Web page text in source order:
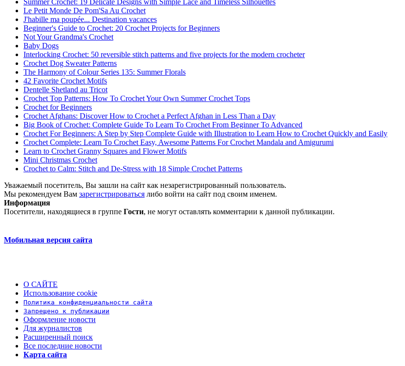
Summer Crochet: 19 Delicate Designs with Simple Lace and Timeless Silhouettes
Le Petit Monde De Pom'Sa Au Crochet
J'habille ma poupée... Destination vacances
Beginner's Guide to Crochet: 20 Crochet Projects for Beginners
Not Your Grandma's Crochet
Baby Dogs
Interlocking Crochet: 50 reversible stitch patterns and five projects for the modern crocheter
Crochet Dog Sweater Patterns
The Harmony of Colour Series 135: Summer Florals
42 Favorite Crochet Motifs
Dentelle Shetland au Tricot
Crochet Top Patterns: How To Crochet Your Own Summer Crochet Tops
Crochet for Beginners
Crochet Afghans: Discover How to Crochet a Perfect Afghan in Less Than a Day
Big Book of Crochet: Complete Guide To Learn To Crochet From Beginner To Advanced
Crochet For Beginners: A Step by Step Complete Guide with Illustration to Learn How to Crochet Quickly and Easily
Crochet Complete: Learn To Crochet Easy, Awesome Patterns For Crochet Mandala and Amigurumi
Learn to Crochet Granny Squares and Flower Motifs
Mini Christmas Crochet
Crochet to Calm: Stitch and De-Stress with 18 Simple Crochet Patterns
Уважаемый посетитель, Вы зашли на сайт как незарегистрированный пользователь.
Мы рекомендуем Вам зарегистрироваться либо войти на сайт под своим именем.
Информация
Посетители, находящиеся в группе Гости, не могут оставлять комментарии к данной публикации.
Мобильная версия сайта
О САЙТЕ
Использование cookie
Политика конфиденциальности сайта
Запрещено к публикации
Оформление новости
Для журналистов
Расширенный поиск
Все последние новости
Карта сайта